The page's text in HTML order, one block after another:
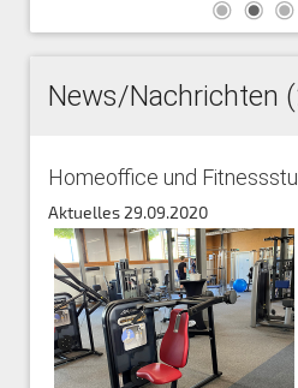
News/Nachrichten
Homeoffice und
Aktuelles 29.09.2020